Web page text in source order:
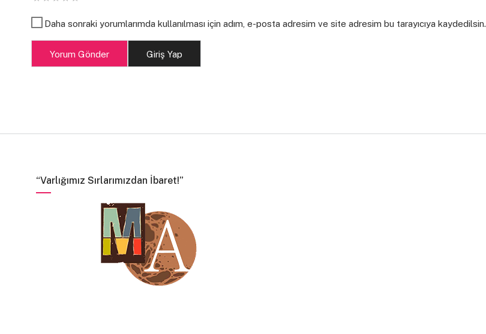
Daha sonraki yorumlarımda kullanılması için adım, e-posta adresim ve site adresim bu tarayıcıya kaydedilsin.
Yorum Gönder Giriş Yap
“Varlığımız Sırlarımızdan İbaret!”